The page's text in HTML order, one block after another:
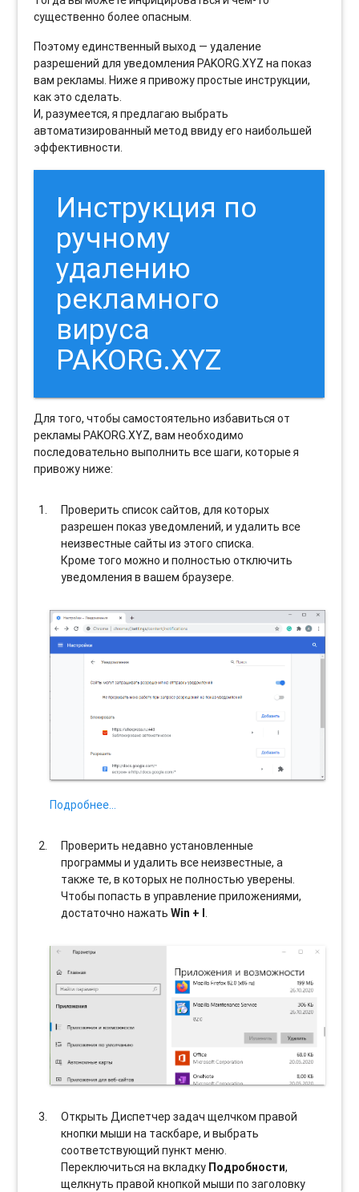
существенно более опасным.
Поэтому единственный выход — удаление
разрешений для уведомления PAKORG.XYZ на показ
вам рекламы. Ниже я привожу простые инструкции,
как это сделать.
И, разумеется, я предлагаю выбрать
автоматизированный метод ввиду его наибольшей
эффективности.
Инструкция по
ручному
удалению
рекламного
вируса
PAKORG.XYZ
Для того, чтобы самостоятельно избавиться от
рекламы PAKORG.XYZ, вам необходимо
последовательно выполнить все шаги, которые я
привожу ниже:
Проверить список сайтов, для которых
разрешен показ уведомлений, и удалить все
неизвестные сайты из этого списка.
Кроме того можно и полностью отключить
уведомления в вашем браузере.
Подробнее…
Проверить недавно установленные
программы и удалить все неизвестные, а
также те, в которых не полностью уверены.
Чтобы попасть в управление приложениями,
достаточно нажатьWin + I
Открыть Диспетчер задач щелчком правой
кнопки мыши на таскбаре, и выбрать
соотвeтствующий пункт меню.
Переключиться на вкладку Подробности,
щелкнуть правой кнопкой мыши по заголовку